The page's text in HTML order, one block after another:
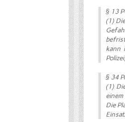
§ 13
(1)
kann
§ 34
(1)
Die